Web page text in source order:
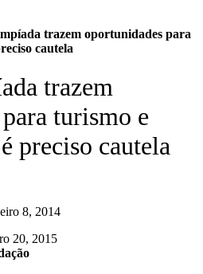
trazem oportunidades para
cautela
trazem
turismo e
preciso cautela
8, 2014
20, 2015